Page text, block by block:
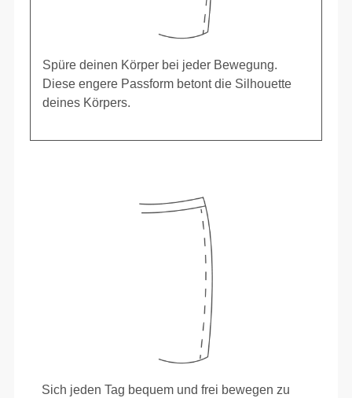
Spüre deinen Körper bei jeder Bewegung.
Diese engere Passform betont die Silhouette
deines Körpers.
Sich jeden Tag bequem und frei bewegen zu